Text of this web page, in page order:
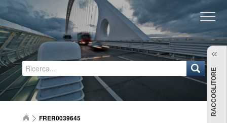
Regione Emilia-Romagna
FRER0039645
RACCOGLITORE